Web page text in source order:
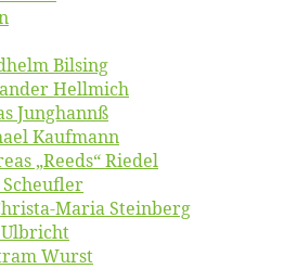
Bilsing
Hellmich
Junghannß
Kaufmann
„Reeds“ Riedel
Ma­ria Steinberg
Ulb­richt
Wurst